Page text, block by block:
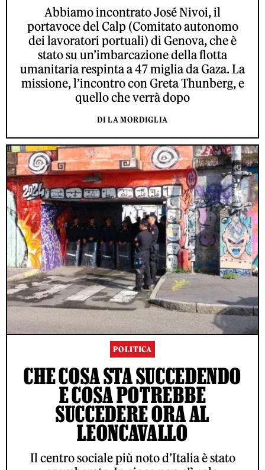
Abbiamo incontrato José Nivoi, il
portavoce del Calp (Comitato autonomo
dei lavoratori portuali) di Genova, che è
stato su un’imbarcazione della flotta
umanitaria respinta a 47 miglia da Gaza. La
missione, l’incontro con Greta Thunberg, e
quello che verrà dopo
DI LA MORDIGLIA
POLITICA
CHE COSA STA SUCCEDENDO
E COSA POTREBBE
SUCCEDERE ORA AL
LEONCAVALLO
Il centro sociale più noto d’Italia è stato